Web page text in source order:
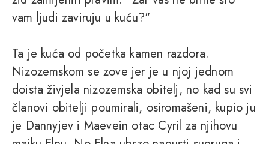
vam ljudi zaviruju u kuću?"
Ta je kuća od početka kamen razdora.
Nizozemskom se zove jer je u njoj jednom
doista živjela nizozemska obitelj, no kad su svi
članovi obitelji poumirali, osiromašeni, kupio ju
je Dannyjev i Maevein otac Cyril za njihovu